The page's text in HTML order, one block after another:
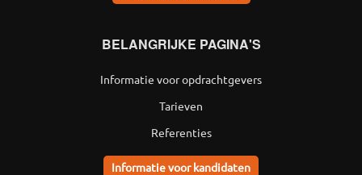
BELANGRIJKE PAGINA'S
Informatie voor opdrachtgevers
Tarieven
Referenties
Informatie voor kandidaten